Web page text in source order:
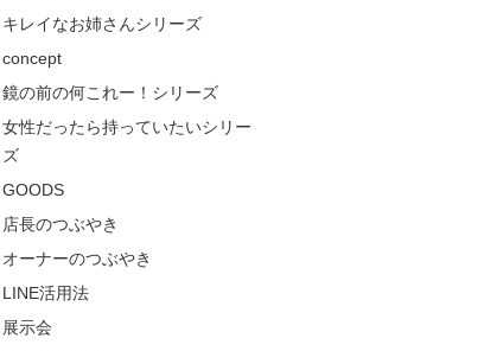
キレイなお姉さんシリーズ
concept
鏡の前の何これー！シリーズ
女性だったら持っていたいシリー
ズ
GOODS
店長のつぶやき
オーナーのつぶやき
LINE活用法
展示会